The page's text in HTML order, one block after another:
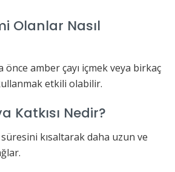
Olanlar Nasıl
önce amber çayı içmek veya birkaç
etkili olabilir.
Katkısı Nedir?
kısaltarak daha uzun ve